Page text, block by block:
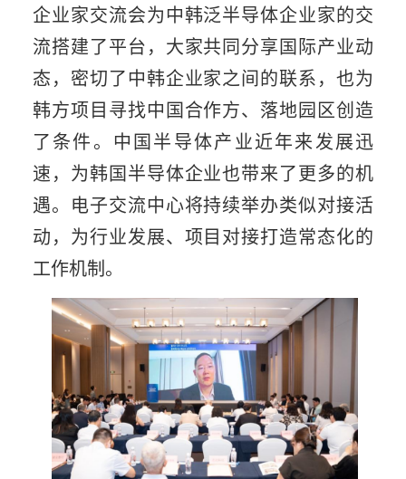
企业家交流会为中韩泛半导体企业家的交
流搭建了平台，大家共同分享国际产业动
态，密切了中韩企业家之间的联系，也为
韩方项目寻找中国合作方、落地园区创造
了条件。中国半导体产业近年来发展迅
速，为韩国半导体企业也带来了更多的机
遇。电子交流中心将持续举办类似对接活
动，为行业发展、项目对接打造常态化的
工作机制。